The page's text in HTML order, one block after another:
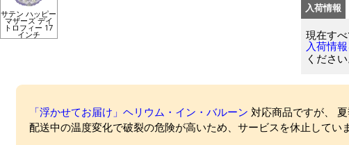
サテン ハッピー
マザーズ デイ
トロフィー 17
インチ
入荷情報
現在すべ
入荷情
ください
「浮かせてお届け」ヘリウム・イン・バルーン 対応商品ですが、
配送中の温度変化で破裂の危険が高いため、サービスを休止していま